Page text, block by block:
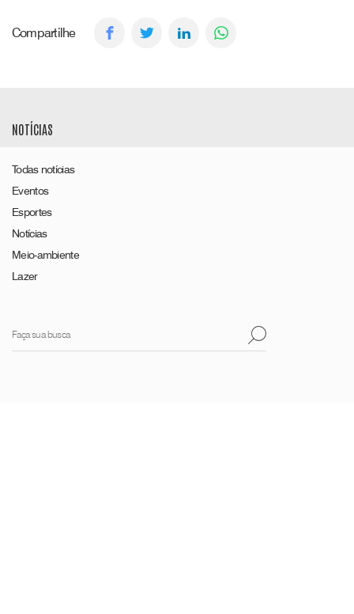
Compartilhe
NOTÍCIAS
Todas notícias
Eventos
Esportes
Notícias
Meio-ambiente
Lazer